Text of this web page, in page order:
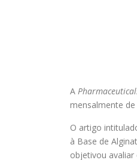
A
mensalmente
O artigo
à Base de
objetivou